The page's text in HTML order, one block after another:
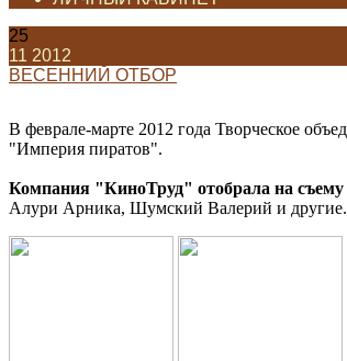
25
11 2012
ВЕСЕННИЙ ОТБОР
В феврале-марте 2012 года Творческое
"Империя пиратов".
Компания "КиноТруд" отобрала на
Алури Арника, Шумский Валерий и другие.